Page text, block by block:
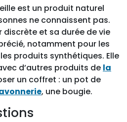
est un produit naturel
ne connaissent pas.
discrète et sa durée de vie
notamment pour les
produits synthétiques. Elle
d’autres produits de la
un coffret : un pot de
, une bougie.